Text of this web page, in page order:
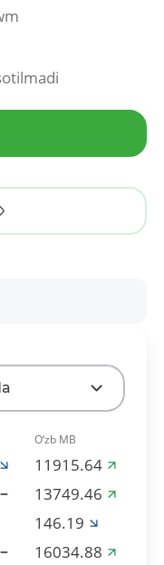
O‘zb MB
11915.64
13749.46
146.19
16034.88